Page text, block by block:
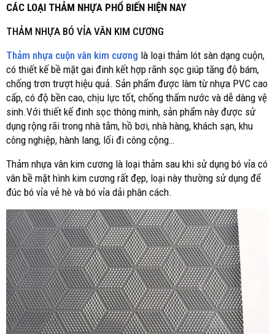
CÁC LOẠI THẢM NHỰA PHỔ BIẾN HIỆN NAY
THẢM NHỰA BÓ VỈA VÂN KIM CƯƠNG
Thảm nhựa cuộn vân kim cương là loại thảm lót sàn dạng cuộn,
có thiết kế bề mặt gai đinh kết hợp rãnh sọc giúp tăng độ bám,
chống trơn trượt hiệu quả. Sản phẩm được làm từ nhựa PVC cao
cấp, có độ bền cao, chịu lực tốt, chống thấm nước và dễ dàng vệ
sinh.Với thiết kế đinh sọc thông minh, sản phẩm này được sử
dụng rộng rãi trong nhà tắm, hồ bơi, nhà hàng, khách sạn, khu
công nghiệp, hành lang, lối đi công cộng…
Thảm nhựa vân kim cương là loại thảm sau khi sử dụng bó vỉa có
vân bề mặt hình kim cương rất đẹp, loại này thường sử dụng để
đúc bó vỉa vẻ hè và bó vỉa dải phân cách.